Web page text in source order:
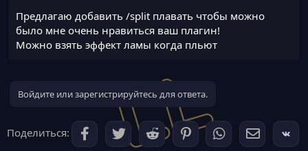
Предлагаю добавить /split плавать чтобы можно
было мне очень нравиться ваш плагин!
Можно взять эффект ламы когда пльют
Войдите или зарегистрируйтесь для ответа.
Поделиться: